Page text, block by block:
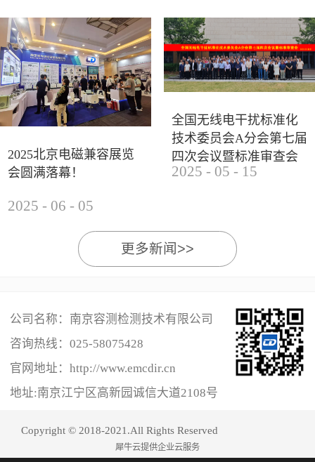
研讨及产品展示等多种形式，深入交流行业见解，踊
跃探索合作空间，为电磁兼容领域的高质量发展汇聚
了新动能。产品展示展会现场，公司展示了...
2025北京电磁兼容展览
会圆满落幕！
2025 - 06 - 05
全国无线电干扰标准化
技术委员会A分会第七届
四次会议暨标准审查会
成功举办
2025 - 05 - 15
更多新闻>>
公司名称：南京容测检测技术有限公司
咨询热线： 025-58075428
官网地址：http://www.emcdir.cn
地址:南京江宁区高新园诚信大道2108号
Copyright © 2018-2021.All Rights Reserved
犀牛云提供企业云服务